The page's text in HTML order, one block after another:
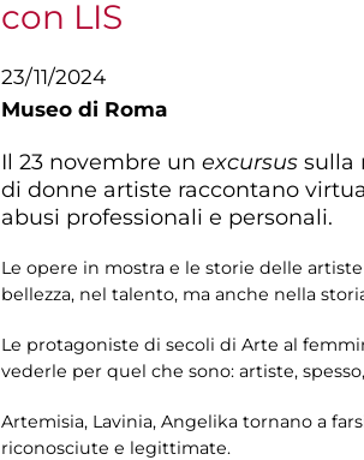
con LIS
23/11/2024
Museo di Roma
Il 23 novembre un excursus sulla
di donne artiste raccontano
abusi professionali e personali.
Le opere in mostra e le storie delle
bellezza, nel talento, ma anche nella
Le protagoniste di secoli di Arte al
vederle per quel che sono: artiste,
Artemisia, Lavinia, Angelika tornano a
riconosciute e legittimate.